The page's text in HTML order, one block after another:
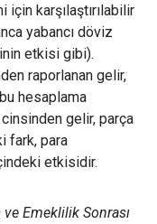
için karşılaştırılabilir
yabancı döviz
etkisi gibi).
raporlanan gelir,
hesaplama
gelir, parça
fark, para
etkisidir.
Emeklilik Sonrası